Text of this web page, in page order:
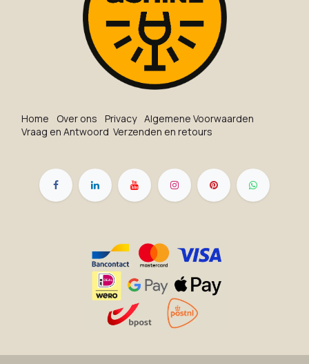
Ho​me O​ve​r on​s Privacy Algemene Voorwaarden
Vraag en Antwoord Verzenden en retours